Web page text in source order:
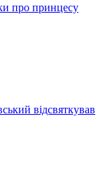
про принцесу
відсвяткував